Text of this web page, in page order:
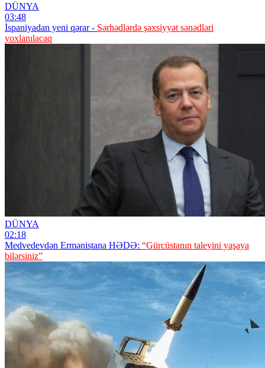
DÜNYA
03:48
İspaniyadan yeni qərar - Sərhədlərdə şəxsiyyət sənədləri
yoxlanılacaq
DÜNYA
02:18
Medvedevdən Ermənistana HƏDƏ: “Gürcüstanın taleyini yaşaya
bilərsiniz”